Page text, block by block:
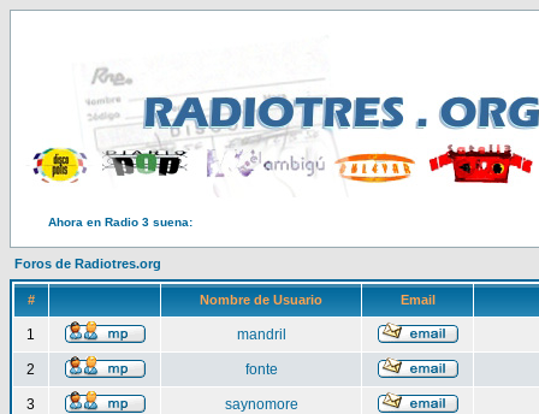
Ahora en Radio 3 suena:
Foros de Radiotres.org
# Nombre de Usuario Email
1 mandril
2 fonte
3 saynomore